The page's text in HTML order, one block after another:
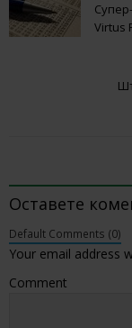
Virtus
Оставете
Default Comments (0)
Your email address
Comment